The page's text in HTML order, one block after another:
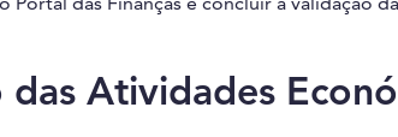
Atividades